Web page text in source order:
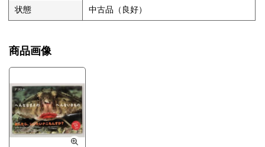
状態 中古品（良好）
商品画像